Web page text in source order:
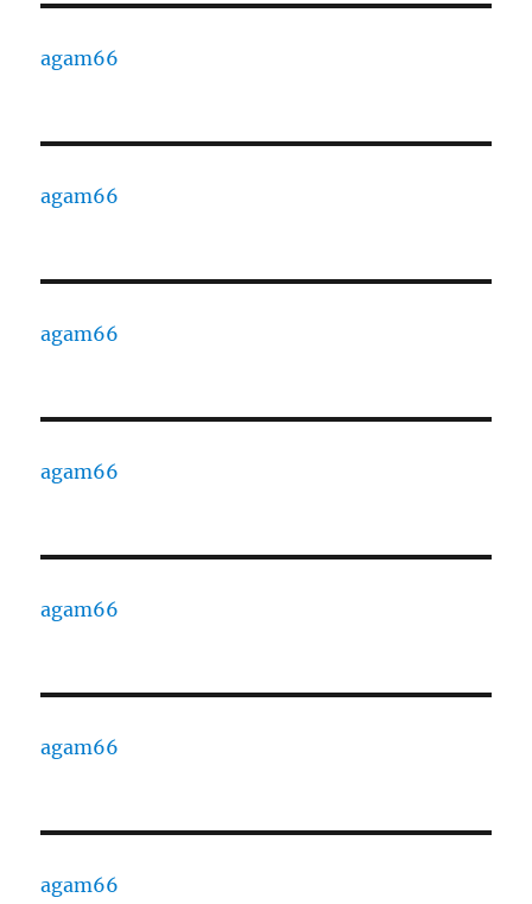
agam66
agam66
agam66
agam66
agam66
agam66
agam66